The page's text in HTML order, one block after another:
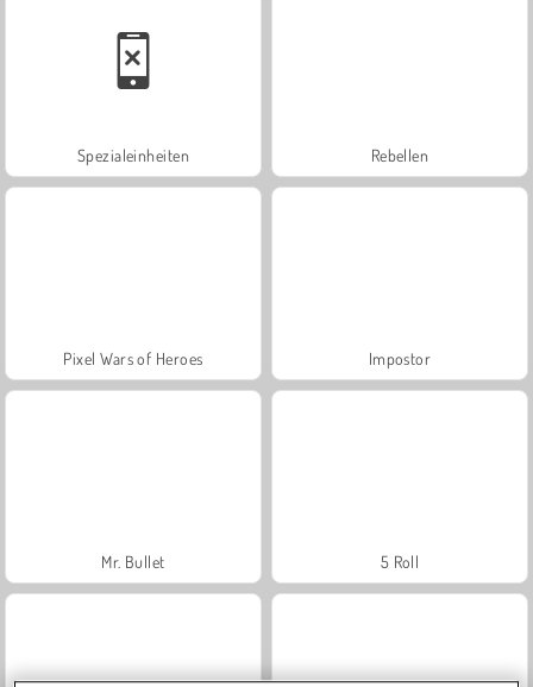
Spezialeinheiten Rebellen
Pixel Wars of Heroes Impostor
Mr. Bullet 5 Roll